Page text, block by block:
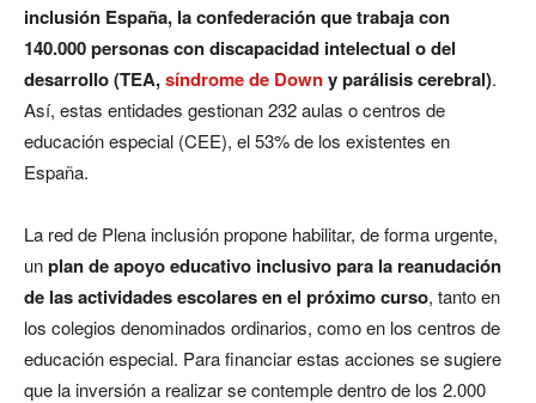
inclusión España, la confederación que trabaja con
140.000 personas con discapacidad intelectual o del
desarrollo (TEA,síndrome de Downy parálisis cerebral).
Así, estas entidades gestionan 232 aulas o centros de
educación especial (CEE), el 53% de los existentes en
España.
La red de Plena inclusión propone habilitar, de forma urgente,
unplan de apoyo educativo inclusivo para la reanudación
de las actividades escolares en el próximo curso, tanto en
los colegios denominados ordinarios, como en los centros de
educación especial. Para financiar estas acciones se sugiere
que la inversión a realizar se contemple dentro de los 2.000